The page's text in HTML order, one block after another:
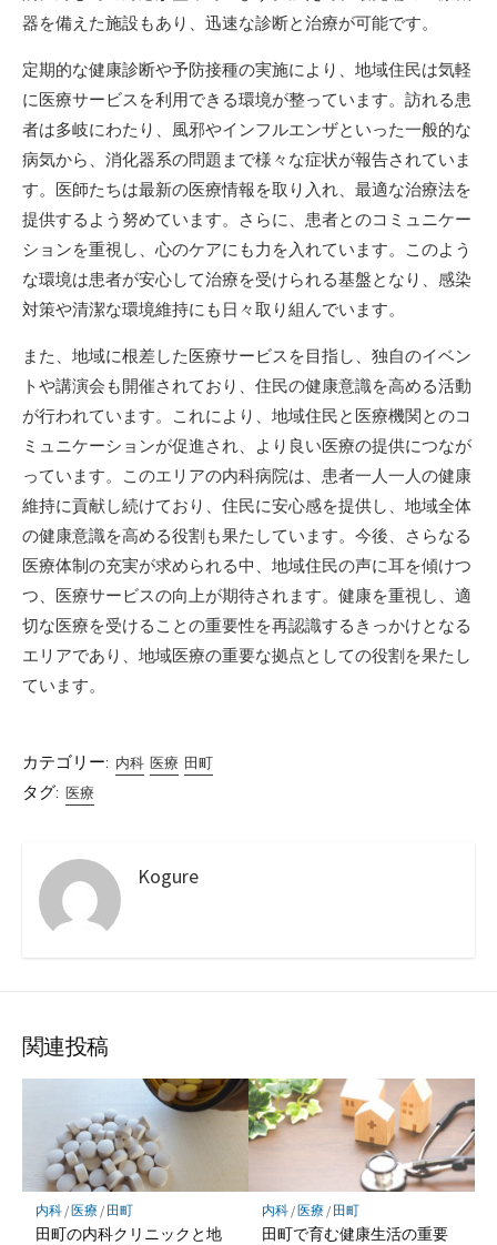
器を備えた施設もあり、迅速な診断と治療が可能です。
定期的な健康診断や予防接種の実施により、地域住民は気軽
に医療サービスを利用できる環境が整っています。訪れる患
者は多岐にわたり、風邪やインフルエンザといった一般的な
病気から、消化器系の問題まで様々な症状が報告されていま
す。医師たちは最新の医療情報を取り入れ、最適な治療法を
提供するよう努めています。さらに、患者とのコミュニケー
ションを重視し、心のケアにも力を入れています。このよう
な環境は患者が安心して治療を受けられる基盤となり、感染
対策や清潔な環境維持にも日々取り組んでいます。
また、地域に根差した医療サービスを目指し、独自のイベン
トや講演会も開催されており、住民の健康意識を高める活動
が行われています。これにより、地域住民と医療機関とのコ
ミュニケーションが促進され、より良い医療の提供につなが
っています。このエリアの内科病院は、患者一人一人の健康
維持に貢献し続けており、住民に安心感を提供し、地域全体
の健康意識を高める役割も果たしています。今後、さらなる
医療体制の充実が求められる中、地域住民の声に耳を傾けつ
つ、医療サービスの向上が期待されます。健康を重視し、適
切な医療を受けることの重要性を再認識するきっかけとなる
エリアであり、地域医療の重要な拠点としての役割を果たし
ています。
カテゴリー: 内科 医療 田町
タグ: 医療
Kogure
関連投稿
内科/医療/ 田町
田町の内科クリニックと地
内科/医療/ 田町
田町で育む健康生活の重要